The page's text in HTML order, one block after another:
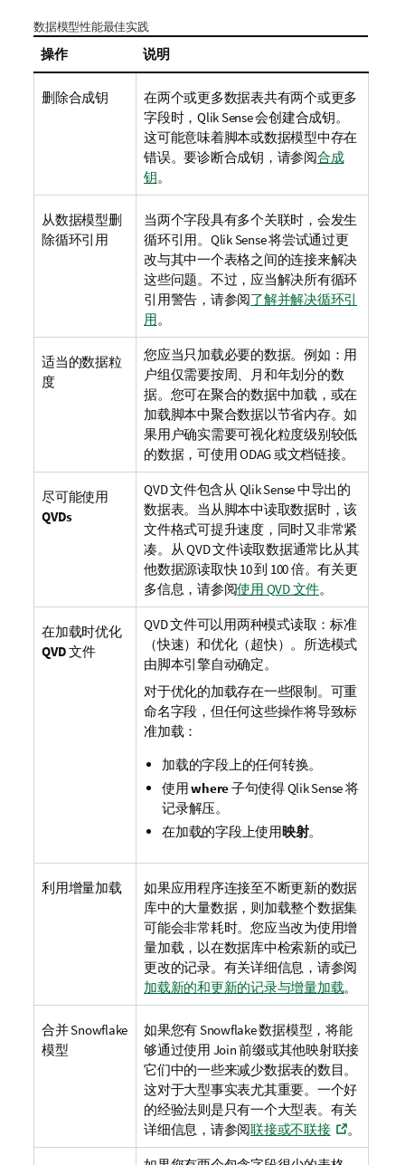
数据模型性能最佳实践
操作 说明
删除合成钥
在两个或更多数据表共有两个或更多
字段时， Qlik Sense会创建合成钥。
这可能意味着脚本或数据模型中存在
错误。要诊断合成钥， 请参阅合成
钥。
从数据模型删
除循环引用
当两个字段具有多个关联时，会发生
循环引用。 Qlik Sense将尝试通过更
改与其中一个表格之间的连接来解决
这些问题。不过，应当解决所有循环
引用警告 ，请参阅了解并解决循环引
用。
适当的数据粒
度
您应当只加载必要的数据。例如：用
户组仅需要按周、月和年划分的数
据。您可在聚合的数据中加载，或在
加载脚本中聚合数据以节省内存。如
果用户确实需要可视化粒度级别较低
的数据，可使用ODAG或文档链接。
尽可能使用
QVDs
QVD文件包含从 Qlik Sense中导出的
数据表。当从脚本中读取数据时，该
文件格式可提升速度，同时又非常紧
凑。从QVD文件读取数据通常比从其
他数据源读取快 10 到 100 倍。有关更
多信息， 请参阅使用 QVD 文件。
在加载时优化
QVD文件
QVD文件可以用两种模式读取：标准
（快速）和优化（超快）。所选模式
由脚本引擎自动确定。
对于优化的加载存在一些限制。可重
命名字段，但任何这些操作将导致标
准加载：
加载的字段上的任何转换。
使用where子句使得Qlik Sense将
记录解压。
在加载的字段上使用映射。
利用增量加载
如果应用程序连接至不断更新的数据
库中的大量数据，则加载整个数据集
可能会非常耗时。您应当改为使用增
量加载，以在数据库中检索新的或已
更改的记录。 有关详细信息，请参阅
加载新的和更新的记录与增量加载。
合并Snowflake
模型
如果您有 Snowflake 数据模型，将能
够通过使用 Join前缀或其他映射联接
它们中的一些来减少数据表的数目。
这对于大型事实表尤其重要。一个好
的经验法则是只有一个大型表。 有关
详细信息，请参阅联接或不联接 。